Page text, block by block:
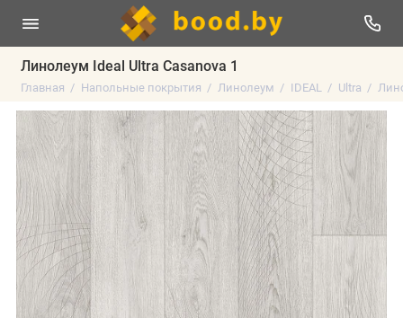
Линолеум Ideal Ultra Casanova 1
Главная Напольные покрытия Линолеум IDEAL Ultra